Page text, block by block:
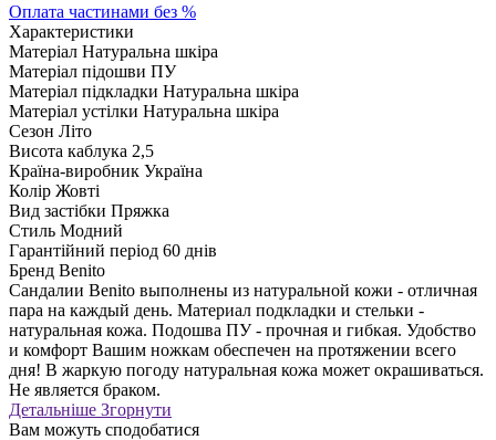
Оплата частинами без %
Характеристики
Матеріал Натуральна шкіра
Матеріал підошви ПУ
Матеріал підкладки Натуральна шкіра
Матеріал устілки Натуральна шкіра
Сезон Літо
Висота каблука 2,5
Країна-виробник Україна
Колір Жовті
Вид застібки Пряжка
Стиль Модний
Гарантійний період 60 днів
Бренд Benito
Сандалии Benito выполнены из натуральной кожи - отличная
пара на каждый день. Материал подкладки и стельки -
натуральная кожа. Подошва ПУ - прочная и гибкая. Удобство
и комфорт Вашим ножкам обеспечен на протяжении всего
дня! В жаркую погоду натуральная кожа может окрашиваться.
Не является браком.
Детальніше Згорнути
Вам можуть сподобатися